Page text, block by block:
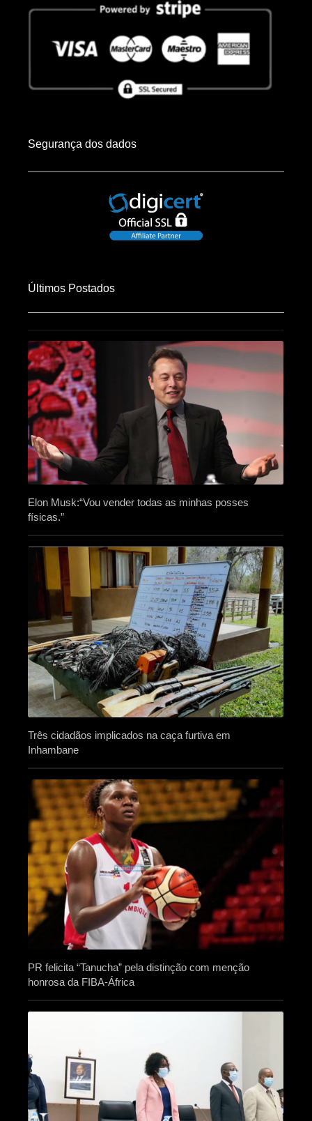
Segurança dos dados
Últimos Postados
Elon Musk:“Vou vender todas as minhas posses
físicas.”
Três cidadãos implicados na caça furtiva em
Inhambane
PR felicita “Tanucha” pela distinção com menção
honrosa da FIBA-África